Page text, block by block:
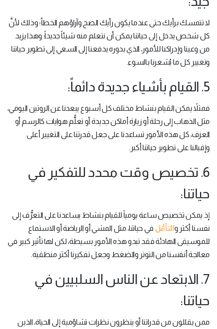
لا تتمسك برأيك حتى عندما يكون رأيك الصح وآراؤهم الخطأ؛ وذلك لأنَّ
كل شخص يدخل إلى حياتنا يمكن أن نتعلم منه شيئاً جديداً؛ وهذا يزيد
من وعينا وإدراكنا للأمور، الذي بدوره يدفعنا إلى السعي إلى تطوير حياتنا
وتغيير كل ما يُشعرنا بالسوء.
5. القيام بأشياء جديدة دائماً:
فمثلاً يمكن القيام بنشاط مختلف كل أسبوع يبعدنا عن الروتين اليومي،
مثل الذهاب إلى رحلة أو زيارة أماكن جديدة أو تعلُّم هوايات كالرسم أو
العزف، كل هذه الأمور تساعدنا على جعل قدرتنا على التغيير أعلى
وإقبالنا على تطوير حياتنا أكبر.
6. تخصيص وقت محدد للتفكير في
حياتنا:
إذ يمكن تخصيص ساعة يومياً للقيام بنشاط يساعدنا على التعرُّف إلى
نفسنا أكثر والتأمُّل في حياتنا، مثل المشي أو الرياضة أو الاستماع
للموسيقى الهادئة فقد تبدو هذه الأمور بسيطة، لكن لها تأثير كبير في
معالجة أنفسنا من التوتر والضغط وجعل تفكيرنا أكثر منطقية.
7. الابتعاد عن الناس السلبيين في
حياتنا:
ممن يقللون من قدراتنا أو ينظرون نظرات تشاؤمية إلى الحياة، الذين